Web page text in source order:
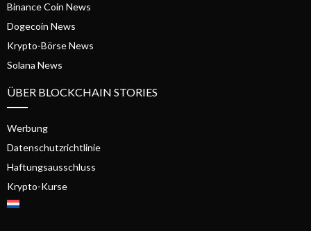
Binance Coin News
Dogecoin News
Krypto-Börse News
Solana News
ÜBER BLOCKCHAIN STORIES
Werbung
Datenschutzrichtlinie
Haftungsausschluss
Krypto-Kurse